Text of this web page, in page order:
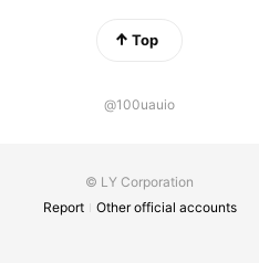
Top
@100uauio
© LY Corporation
Report
Other official accounts